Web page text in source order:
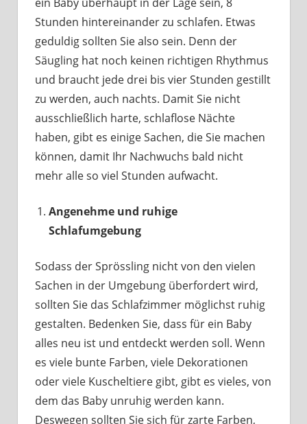
Stunden hintereinander zu schlafen. Etwas
geduldig sollten Sie also sein. Denn der
Säugling hat noch keinen richtigen Rhythmus
und braucht jede drei bis vier Stunden gestillt
zu werden, auch nachts. Damit Sie nicht
ausschließlich harte, schlaflose Nächte
haben, gibt es einige Sachen, die Sie machen
können, damit Ihr Nachwuchs bald nicht
mehr alle so viel Stunden aufwacht.
Angenehme und ruhige
Schlafumgebung
Sodass der Sprössling nicht von den vielen
Sachen in der Umgebung überfordert wird,
sollten Sie das Schlafzimmer möglichst ruhig
gestalten. Bedenken Sie, dass für ein Baby
alles neu ist und entdeckt werden soll. Wenn
es viele bunte Farben, viele Dekorationen
oder viele Kuscheltiere gibt, gibt es vieles, von
dem das Baby unruhig werden kann.
Deswegen sollten Sie sich für zarte Farben,